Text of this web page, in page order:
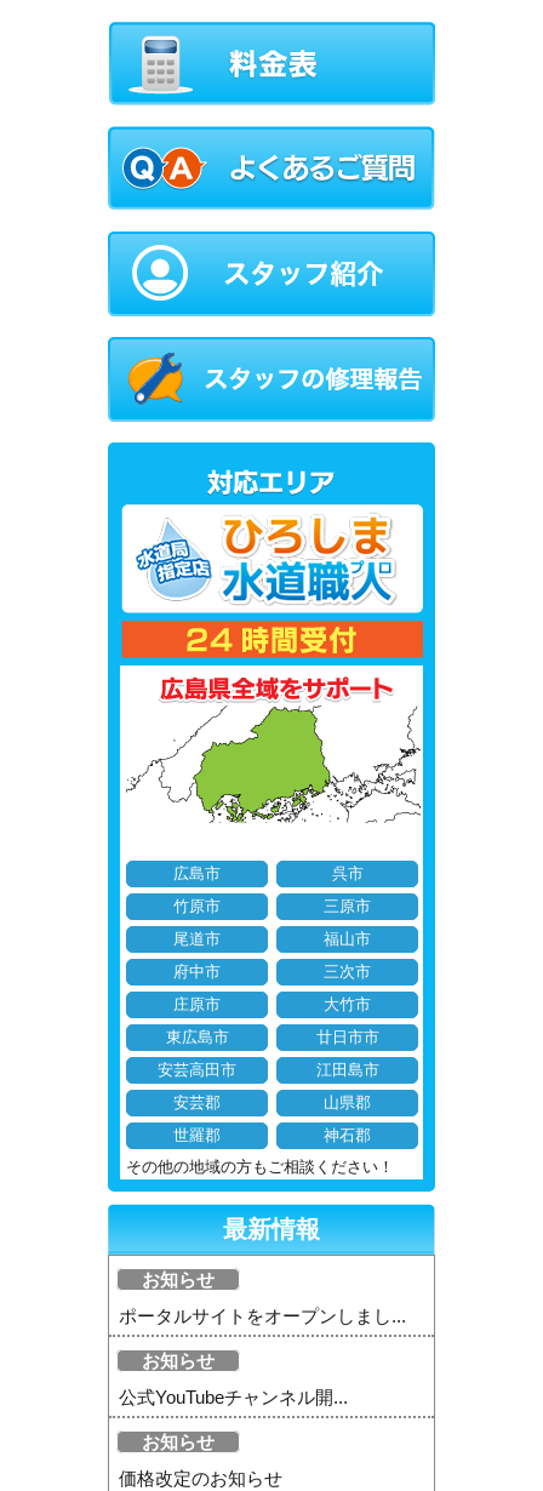
広島市
呉市
竹原市
三原市
尾道市
福山市
府中市
三次市
庄原市
大竹市
東広島市
廿日市市
安芸高田市
江田島市
安芸郡
山県郡
世羅郡
神石郡
その他の地域の方もご相談ください！
最新情報
お知らせ
ポータルサイトをオープンしまし...
お知らせ
公式YouTubeチャンネル開...
お知らせ
価格改定のお知らせ